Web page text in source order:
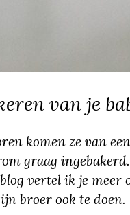
van je
komen ze van
graag
vertel ik je
broer ook te doen.